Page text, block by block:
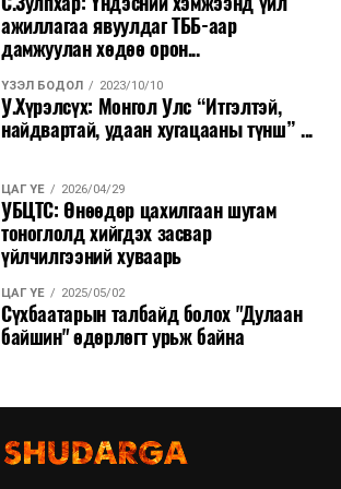
ажиллагаа явуулдаг ТББ-аар
дамжуулан хөдөө орон...
ҮЗЭЛ БОДОЛ 2023/10/10
У.Хүрэлсүх: Монгол Улс “Итгэлтэй,
найдвартай, удаан хугацааны түнш” ...
ЦАГ ҮЕ 2026/04/29
УБЦТС: Өнөөдөр цахилгаан шугам
тоноглолд хийгдэх засвар
үйлчилгээний хуваарь
ЦАГ ҮЕ 2025/05/02
Сүхбаатарын талбайд болох "Дулаан
байшин" өдөрлөгт урьж байна